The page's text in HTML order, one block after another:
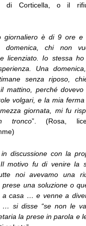
di Corticella, o il
giornaliero è di 9 ore
domenica, chi non
licenziato. Io stessa
Una
senza riposo,
mattino, perché dovevo
volgari, e la mia
giornata, mi fu
tronco”. (Rosa,
in discussione con la
motivo fu di venire la
noi avevamo una
prese una soluzione o
a casa … e venne a
… si disse “se non le
la prese in parola e